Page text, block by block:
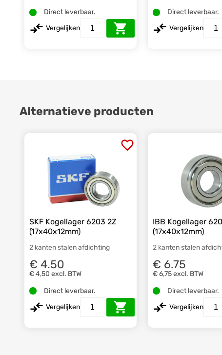
Direct leverbaar.
Vergelijken
Direct leverbaar.
Vergelijken
Alternatieve producten
SKF Kogellager 6203 2Z
(17x40x12mm)
2 kanten stalen afdichting
€ 4.50
€ 4,50 excl. BTW
Direct leverbaar.
Vergelijken
IBB Kogellager
(17x40x12mm)
2 kanten stalen
€ 6.75
€ 6,75excl. BTW
Direct leverbaar.
Vergelijken